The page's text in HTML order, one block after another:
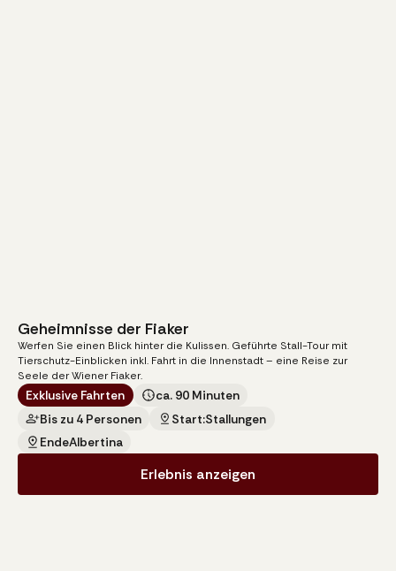
ab20€
pro Person
Geheimnisse der Fiaker
Werfen Sie einen Blick hinter die Kulissen. Geführte Stall-Tour mit
Tierschutz-Einblicken inkl. Fahrt in die Innenstadt – eine Reise zur
Seele der Wiener Fiaker.
Exklusive Fahrten
ca. 90 Minuten
Bis zu 4 Personen
Start:Stallungen
EndeAlbertina
Erlebnis anzeigen